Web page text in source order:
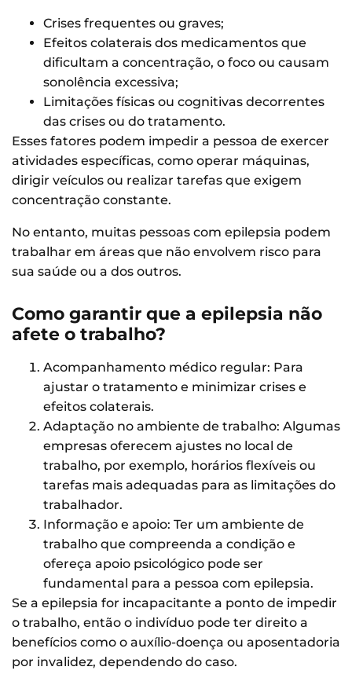
Crises frequentes ou graves;
Efeitos colaterais dos medicamentos que
dificultam a concentração, o foco ou causam
sonolência excessiva;
Limitações físicas ou cognitivas decorrentes
das crises ou do tratamento.
Esses fatores podem impedir a pessoa de exercer
atividades específicas, como operar máquinas,
dirigir veículos ou realizar tarefas que exigem
concentração constante.
No entanto, muitas pessoas com epilepsia podem
trabalhar em áreas que não envolvem risco para
sua saúde ou a dos outros.
Como garantir que a epilepsia não
afete o trabalho?
Acompanhamento médico regular: Para
ajustar o tratamento e minimizar crises e
efeitos colaterais.
Adaptação no ambiente de trabalho: Algumas
empresas oferecem ajustes no local de
trabalho, por exemplo, horários flexíveis ou
tarefas mais adequadas para as limitações do
trabalhador.
Informação e apoio: Ter um ambiente de
trabalho que compreenda a condição e
ofereça apoio psicológico pode ser
fundamental para a pessoa com epilepsia.
Se a epilepsia for incapacitante a ponto de impedir
o trabalho, então o indivíduo pode ter direito a
benefícios como o auxílio-doença ou aposentadoria
por invalidez, dependendo do caso.